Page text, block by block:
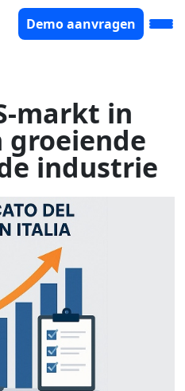
Demo aanvragen
markt in
groeiende
industrie